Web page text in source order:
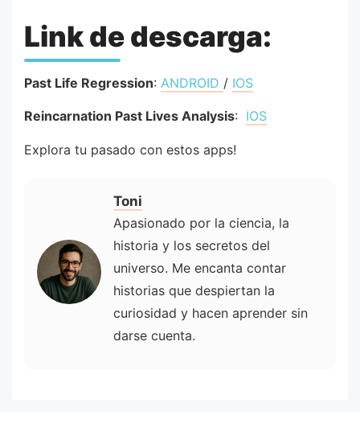
Link de descarga:
Past Life Regression: ANDROID / IOS
Reincarnation Past Lives Analysis: IOS
Explora tu pasado con estos apps!
Toni
Apasionado por la ciencia, la
historia y los secretos del
universo. Me encanta contar
historias que despiertan la
curiosidad y hacen aprender sin
darse cuenta.